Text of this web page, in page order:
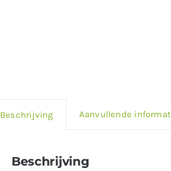
Beschrijving Aanvullende
Beschrijving